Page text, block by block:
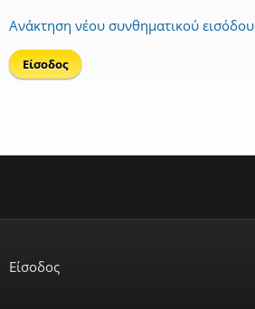
Ανάκτηση νέου συνθηματικού εισόδου
Είσοδος